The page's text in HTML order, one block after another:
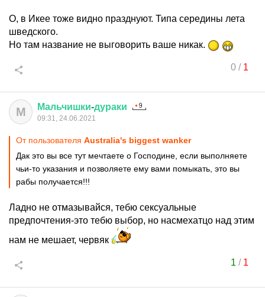
О, в Икее тоже видно празднуют. Типа середины лета
шведского.
Но там название не выговорить ваше никак.
0/ 1
М Мальчишки-дураки
09:31, 24.06.2021
От пользователя Australia's biggest wanker
Дак это вы все тут мечтаете о Господине, если выполняете
чьи-то указания и позволяете ему вами помыкать, это вы
рабы получается!!!
Ладно не отмазывайся, тебю сексуальные
предпочтения-это тебю выбор, но насмехатцо над этим
нам не мешает, червяк
1 / 1